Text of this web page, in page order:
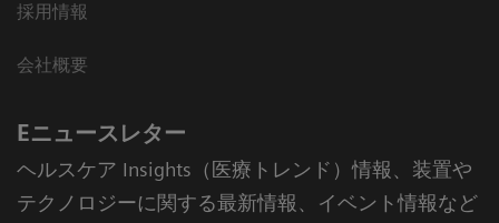
採用情報
会社概要
Eニュースレター
ヘルスケア Insights（医療トレンド）情報、装置や
テクノロジーに関する最新情報、イベント情報など